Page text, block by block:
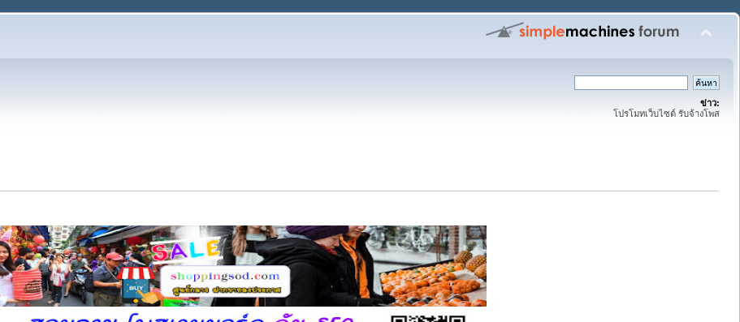
ข่าว:
โปรโมทเว็บไซต์ รับจ้างโพส